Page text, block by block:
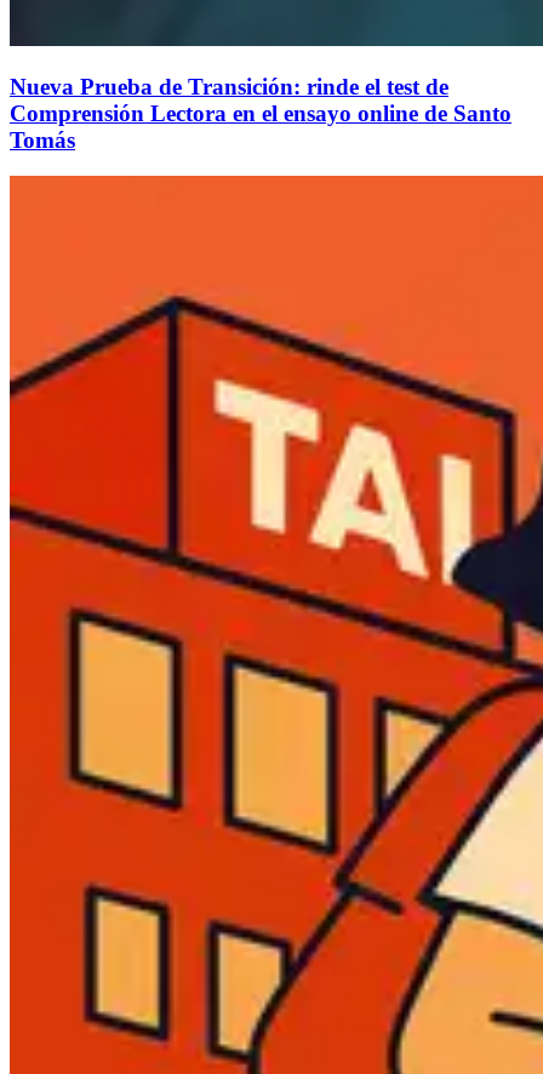
Nueva Prueba de Transición: rinde el test de
Comprensión Lectora en el ensayo online de Santo
Tomás